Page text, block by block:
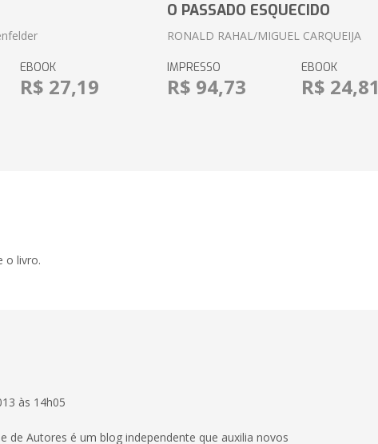
EBOOK
R$ 27,19
O PASSADO ESQUECIDO
RONALD RAHAL/MIGUEL CARQUEIJA
IMPRESSO
R$ 94,73
EBOOK
R$ 24,81
o livro.
às 14h05
de Autores é um blog independente que auxilia novos